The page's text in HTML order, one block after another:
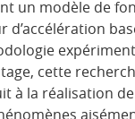
un modèle de
d’accélération
cette
à la réalisation